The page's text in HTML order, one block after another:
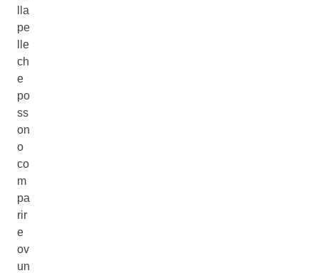
lla
pe
lle
ch
e
po
ss
on
o
co
m
pa
rir
e
ov
un